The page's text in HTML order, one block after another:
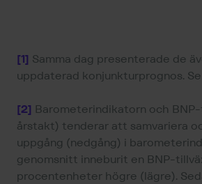
[1] Samma dag presenterade de
uppdaterad konjunkturprognos.
[2] Barometerindikatorn och
årstakt) tenderar att samvariera
uppgång (nedgång) i
genomsnitt inneburit en BNP-
procentenheter högre (lägre).